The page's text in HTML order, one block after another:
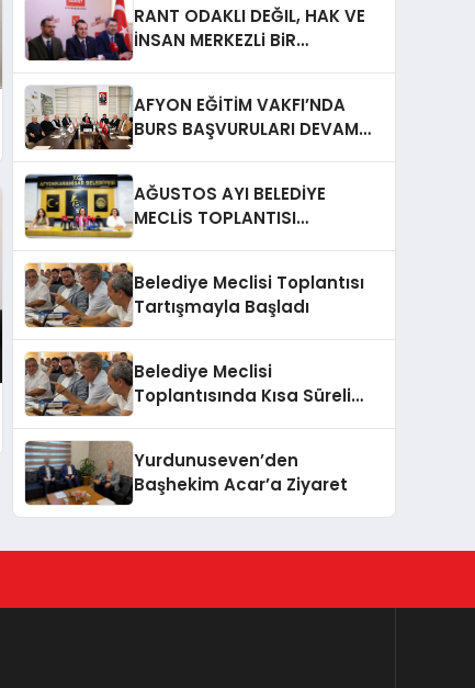
RANT ODAKLI DEĞIL, HAK VE
İNSAN MERKEZLi BiR
YANINDAYIZ!
AFYON EĞİTİM VAKFI’NDA
BURS BAŞVURULARI DEVAM
AĞUSTOS AYI BELEDİYE
MECLİS TOPLANTISI
Belediye Meclisi Toplantısı
Tartışmayla Başladı
Belediye Meclisi
Toplantısında Kısa Süreli
Yurdunuseven’den
Başhekim Acar’a Ziyaret